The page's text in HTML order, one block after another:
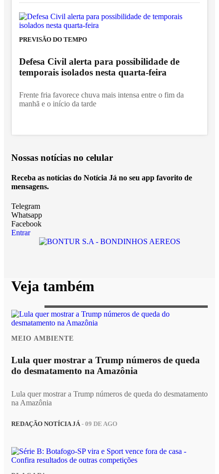
PREVISÃO DO TEMPO
Defesa Civil alerta para possibilidade de
temporais isolados nesta quarta-feira
Frente fria favorece chuva mais intensa entre o fim da
manhã e o início da tarde
Nossas notícias no celular
Receba as notícias do Notícia Já no seu app favorito de
mensagens.
Telegram
Whatsapp
Facebook
Entrar
Veja também
MEIO AMBIENTE
Lula quer mostrar a Trump números de queda
do desmatamento na Amazônia
Lula quer mostrar a Trump números de queda do desmatamento
na Amazônia
REDAÇÃO NOTÍCIA JÁ- 09 DE AGO